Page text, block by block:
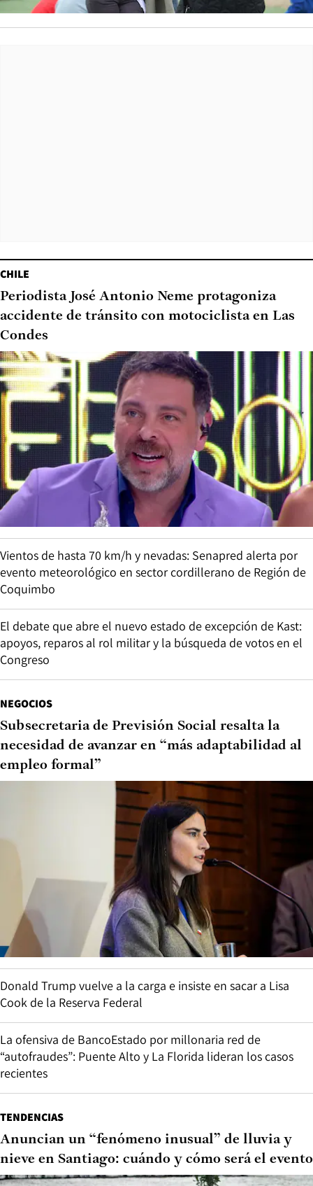
CHILE
Periodista José Antonio Neme protagoniza
accidente de tránsito con motociclista en Las
Condes
Vientos de hasta 70 km/h y nevadas: Senapred alerta por
evento meteorológico en sector cordillerano de Región de
Coquimbo
El debate que abre el nuevo estado de excepción de Kast:
apoyos, reparos al rol militar y la búsqueda de votos en el
Congreso
NEGOCIOS
Subsecretaria de Previsión Social resalta la
necesidad de avanzar en “más adaptabilidad al
empleo formal”
Donald Trump vuelve a la carga e insiste en sacar a Lisa
Cook de la Reserva Federal
La ofensiva de BancoEstado por millonaria red de
“autofraudes”: Puente Alto y La Florida lideran los casos
recientes
TENDENCIAS
Anuncian un “fenómeno inusual” de lluvia y
nieve en Santiago: cuándo y cómo será el evento